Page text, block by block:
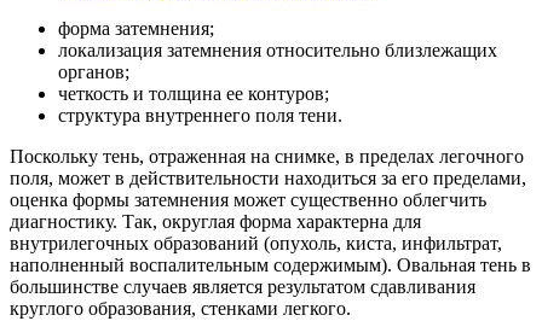
форма затемнения;
локализация затемнения относительно близлежащих
органов;
четкость и толщина ее контуров;
структура внутреннего поля тени.
Поскольку тень, отраженная на снимке, в пределах легочного
поля, может в действительности находиться за его пределами,
оценка формы затемнения может существенно облегчить
диагностику. Так, округлая форма характерна для
внутрилегочных образований (опухоль, киста, инфильтрат,
наполненный воспалительным содержимым). Овальная тень в
большинстве случаев является результатом сдавливания
круглого образования, стенками легкого.